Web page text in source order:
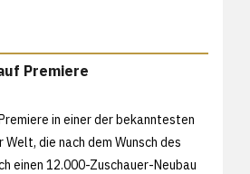
Premiere
in einer der bekanntesten
die nach dem Wunsch des
einen 12.000-Zuschauer-Neubau